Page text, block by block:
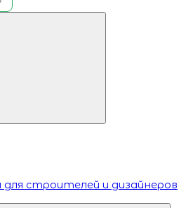
для строителей и дизайнеров